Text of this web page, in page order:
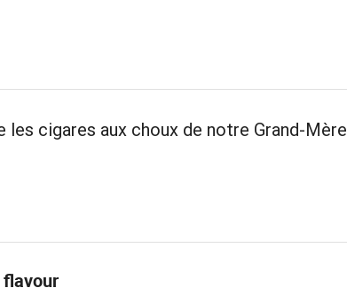
les cigares aux choux de notre Grand-